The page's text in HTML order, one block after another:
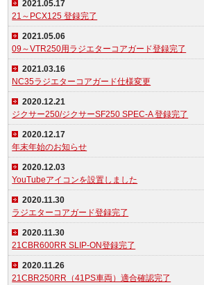
2021.05.17
21～PCX125 登録完了
2021.05.06
09～VTR250用ラジエターコアガード登録完了
2021.03.16
NC35ラジエターコアガード仕様変更
2020.12.21
ジクサー250/ジクサーSF250 SPEC-A 登録完了
2020.12.17
年末年始のお知らせ
2020.12.03
YouTubeアイコンを設置しました
2020.11.30
ラジエターコアガード登録完了
2020.11.30
21CBR600RR SLIP-ON登録完了
2020.11.26
21CBR250RR（41PS車両）適合確認完了